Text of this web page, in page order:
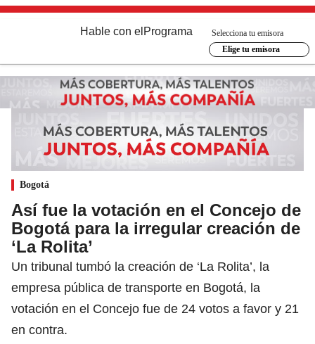
Hable con el Programa
Selecciona tu emisora
Elige tu emisora
Bogotá
Así fue la votación en el Concejo de
Bogotá para la irregular creación de
‘La Rolita’
Un tribunal tumbó la creación de ‘La Rolita’, la
empresa pública de transporte en Bogotá, la
votación en el Concejo fue de 24 votos a favor y 21
en contra.